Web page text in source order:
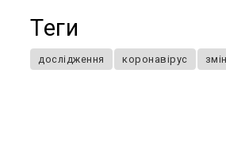
Теги
дослідження коронавірус